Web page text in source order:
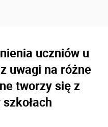
uczniów u
uwagi na różne
tworzy się z